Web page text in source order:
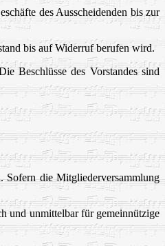
des Ausscheidenden bis zur
bis auf Widerruf berufen wird.
Beschlüsse des Vorstandes sind
Sofern die Mitgliederversammlung
und unmittelbar für gemeinnützige